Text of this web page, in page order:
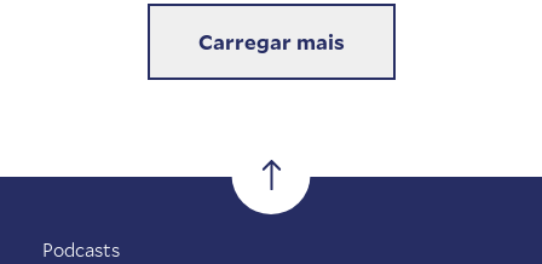
Carregar mais
Podcasts